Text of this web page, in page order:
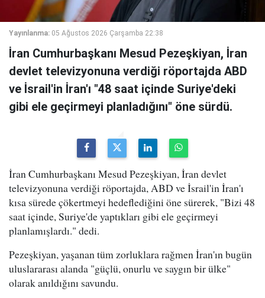
Yayınlanma: 05 Ağustos 2026 Çarşamba 22:38
İran Cumhurbaşkanı Mesud Pezeşkiyan, İran
devlet televizyonuna verdiği röportajda ABD
ve İsrail'in İran'ı "48 saat içinde Suriye'deki
gibi ele geçirmeyi planladığını" öne sürdü.
İran Cumhurbaşkanı Mesud Pezeşkiyan, İran devlet
televizyonuna verdiği röportajda, ABD ve İsrail'in İran'ı
kısa sürede çökertmeyi hedeflediğini öne sürerek, "Bizi 48
saat içinde, Suriye'de yaptıkları gibi ele geçirmeyi
planlamışlardı." dedi.
Pezeşkiyan, yaşanan tüm zorluklara rağmen İran'ın bugün
uluslararası alanda "güçlü, onurlu ve saygın bir ülke"
olarak anıldığını savundu.